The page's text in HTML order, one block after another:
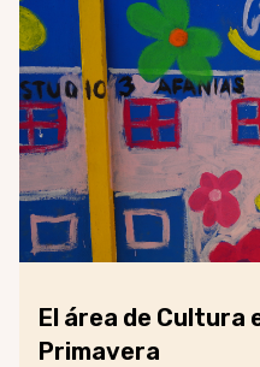
El área de Cultura
Primavera